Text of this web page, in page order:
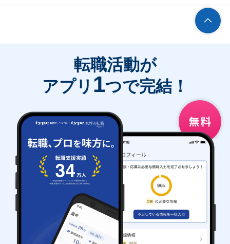
転職活動が
アプリ 1つで完結！